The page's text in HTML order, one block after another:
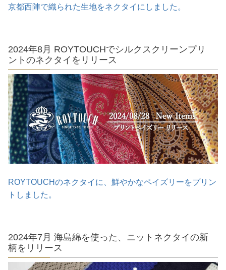
京都西陣で織られた生地をネクタイにしました。
2024年8月 ROYTOUCHでシルクスクリーンプリ
ントのネクタイをリリース
ROYTOUCHのネクタイに、鮮やかなペイズリーをプリン
トしました。
2024年7月 海島綿を使った、ニットネクタイの新
柄をリリース